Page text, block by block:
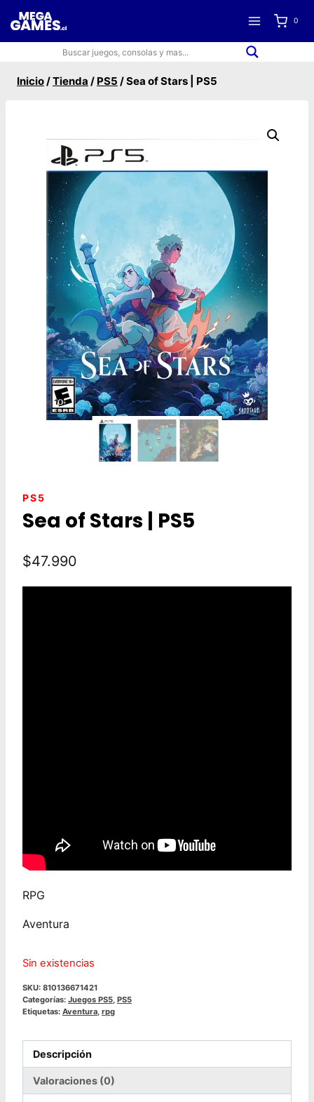
contenido
0
Inicio/Tienda / PS5 /Sea of Stars | PS5
PS5
Sea of Stars | PS5
$47.990
RPG
Aventura
Sin existencias
SKU: 810136671421
Categorías: Juegos PS5 PS5
Etiquetas: Aventura rpg
Descripción
Valoraciones (0)